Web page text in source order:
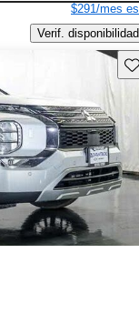
$291/mes
Verif. disponibilidad